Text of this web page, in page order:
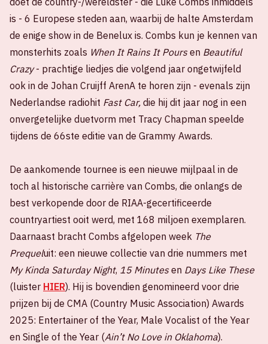
is - 6 Europese steden aan, waarbij de halte Amsterdam
de enige show in de Benelux is. Combs kun je kennen van
monsterhits zoals When It Rains It Poursen Beautiful
Crazy- prachtige liedjes die volgend jaar ongetwijfeld
ook in de Johan Cruijff ArenA te horen zijn - evenals zijn
Nederlandse radiohit Fast Car, die hij dit jaar nog in een
onvergetelijke duetvorm met Tracy Chapman speelde
tijdens de 66ste editie van de Grammy Awards.
De aankomende tournee is een nieuwe mijlpaal in de
toch al historische carrière van Combs, die onlangs de
best verkopende door de RIAA-gecertificeerde
countryartiest ooit werd, met 168 miljoen exemplaren.
Daarnaast bracht Combs afgelopen week The
Prequeluit: een nieuwe collectie van drie nummers met
My Kinda Saturday Night, 15 Minutesen Days Like These
(luister HIER). Hij is bovendien genomineerd voor drie
prijzen bij de CMA (Country Music Association) Awards
2025: Entertainer of the Year, Male Vocalist of the Year
en Single of the Year (Ain’t No Love in Oklahoma).